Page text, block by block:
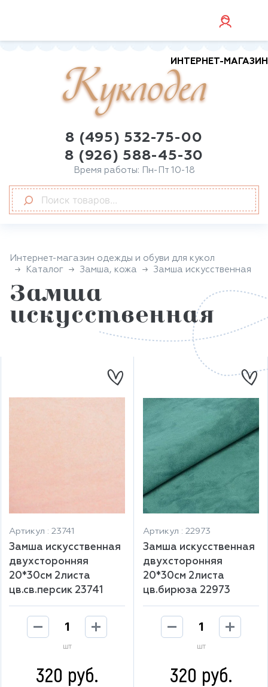
ИНТЕРНЕТ-МАГАЗИН
Куклодел
8 (495) 532-75-00
8 (926) 588-45-30
Время работы: Пн-Пт 10-18
Интернет-магазин одежды и обуви для кукол
Каталог
Замша, кожа Замша искусственная
Замша
искусственная
Артикул : 23741
Замша искусственная
двухсторонняя
20*30см 2листа
цв.св.персик 23741
шт
320 руб.
Артикул : 22973
Замша искусственная
двухсторонняя
20*30см 2листа
цв.бирюза 22973
шт
320 руб.